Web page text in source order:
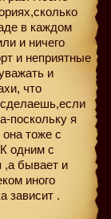
в каждом
и ничего
и неприятные
и
что
поскольку я
тоже с
одним с
,а бывает и
иного
зависит .